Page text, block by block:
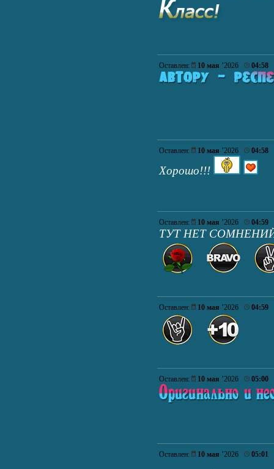
Оставлен: 10 мая ’2026 04:58
Оставлен: 10 мая ’2026 04:58
Хорошо!!!
Оставлен: 10 мая ’2026 04:59
ТУТ НЕТ
Оставлен: 10 мая ’2026 04:59
Оставлен: 10 мая ’2026 05:00
Оставлен: 10 мая ’2026 05:01